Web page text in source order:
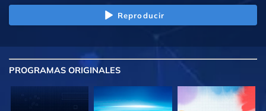
Reproducir
PROGRAMAS ORIGINALES